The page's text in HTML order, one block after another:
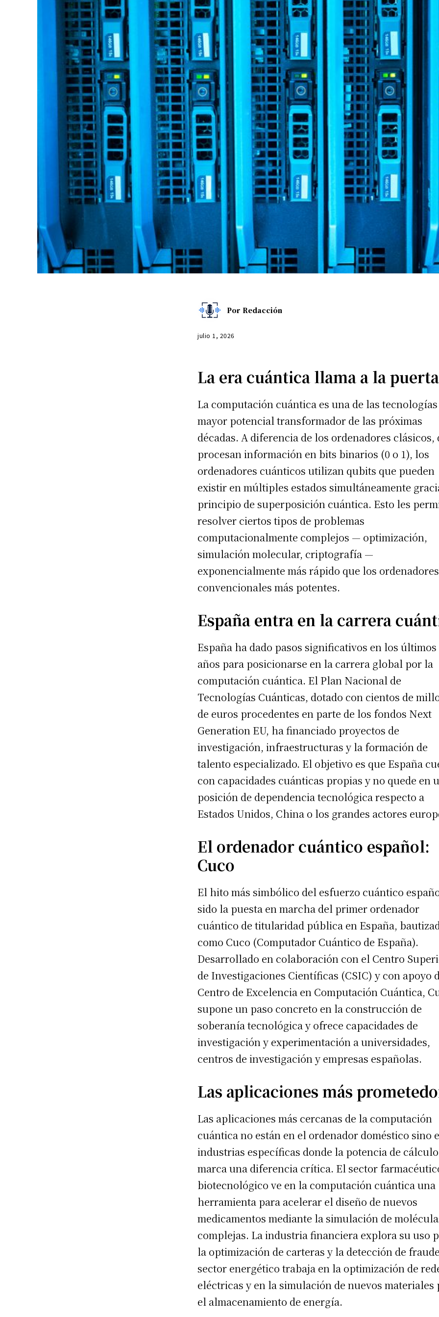
Por Redacción
julio 1, 2026
La era cuántica llama a la puerta
La computación cuántica es una de las
mayor potencial transformador de las próximas
décadas. A diferencia de los ordenadores clásicos,
procesan información en bits binarios (0 o 1), los
ordenadores cuánticos utilizan qubits que pueden
existir en múltiples estados simultáneamente
principio de superposición cuántica. Esto les
resolver ciertos tipos de problemas
computacionalmente complejos — optimización,
simulación molecular, criptografía —
exponencialmente más rápido que los ordenadores
convencionales más potentes.
España entra en la carrera
España ha dado pasos significativos en los últimos
años para posicionarse en la carrera global por la
computación cuántica. El Plan Nacional de
Tecnologías Cuánticas, dotado con cientos de
de euros procedentes en parte de los fondos Next
Generation EU, ha financiado proyectos de
investigación, infraestructuras y la formación de
talento especializado. El objetivo es que España
con capacidades cuánticas propias y no quede en
posición de dependencia tecnológica respecto a
Estados Unidos, China o los grandes actores
El ordenador cuántico español:
Cuco
El hito más simbólico del esfuerzo cuántico
sido la puesta en marcha del primer ordenador
cuántico de titularidad pública en España,
como Cuco (Computador Cuántico de España).
Desarrollado en colaboración con el Centro
de Investigaciones Científicas (CSIC) y con apoyo
Centro de Excelencia en Computación Cuántica,
supone un paso concreto en la construcción de
soberanía tecnológica y ofrece capacidades de
investigación y experimentación a universidades,
centros de investigación y empresas españolas.
Las aplicaciones más
Las aplicaciones más cercanas de la computación
cuántica no están en el ordenador doméstico sino
industrias específicas donde la potencia de cálculo
marca una diferencia crítica. El sector
biotecnológico ve en la computación cuántica una
herramienta para acelerar el diseño de nuevos
medicamentos mediante la simulación de
complejas. La industria financiera explora su uso
la optimización de carteras y la detección de
sector energético trabaja en la optimización de
eléctricas y en la simulación de nuevos materiales
el almacenamiento de energía.